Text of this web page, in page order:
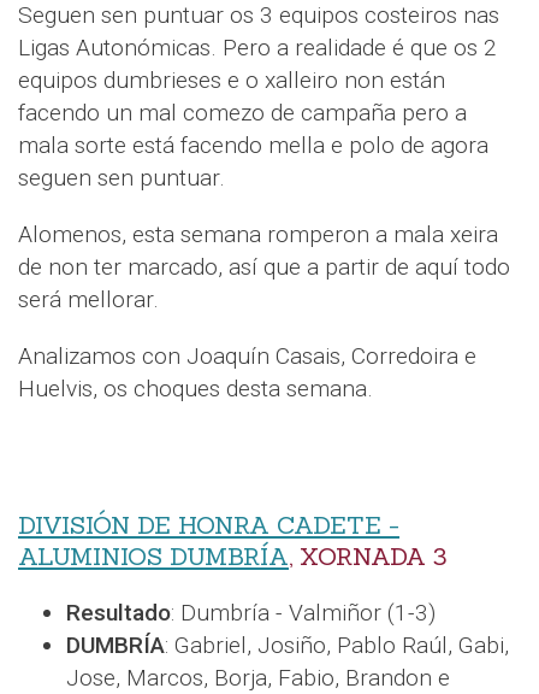
Seguen sen puntuar os 3 equipos costeiros nas
Ligas Autonómicas. Pero a realidade é que os 2
equipos dumbrieses e o xalleiro non están
facendo un mal comezo de campaña pero a
mala sorte está facendo mella e polo de agora
seguen sen puntuar.
Alomenos, esta semana romperon a mala xeira
de non ter marcado, así que a partir de aquí todo
será mellorar.
Analizamos con Joaquín Casais, Corredoira e
Huelvis, os choques desta semana.
DIVISIÓN DE HONRA CADETE -
ALUMINIOS DUMBRÍA, XORNADA 3
Resultado: Dumbría - Valmiñor (1-3)
DUMBRÍA: Gabriel, Josiño, Pablo Raúl, Gabi,
Jose, Marcos, Borja, Fabio, Brandon e